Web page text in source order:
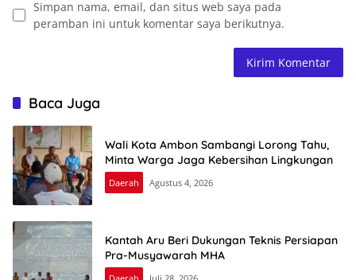
Simpan nama, email, dan situs web saya pada
peramban ini untuk komentar saya berikutnya.
Baca Juga
Wali Kota Ambon Sambangi Lorong Tahu,
Minta Warga Jaga Kebersihan Lingkungan
Daerah Agustus 4, 2026
Kantah Aru Beri Dukungan Teknis Persiapan
Pra-Musyawarah MHA